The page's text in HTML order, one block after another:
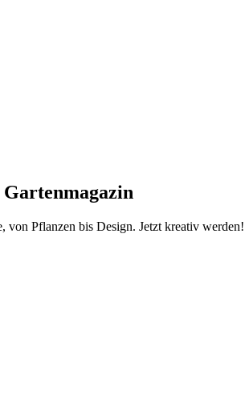
Pflanzen bis Design. Jetzt kreativ werden!